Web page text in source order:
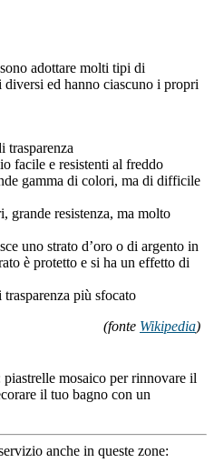
adottare molti tipi di
ed hanno ciascuno i propri
trasparenza
facile e resistenti al freddo
gamma di colori, ma di difficile
grande resistenza, ma molto
uno strato d’oro o di argento in
è protetto e si ha un effetto di
più sfocato
(fonte Wikipedia)
piastrelle mosaico per rinnovare il
il tuo bagno con un
anche in queste zone: